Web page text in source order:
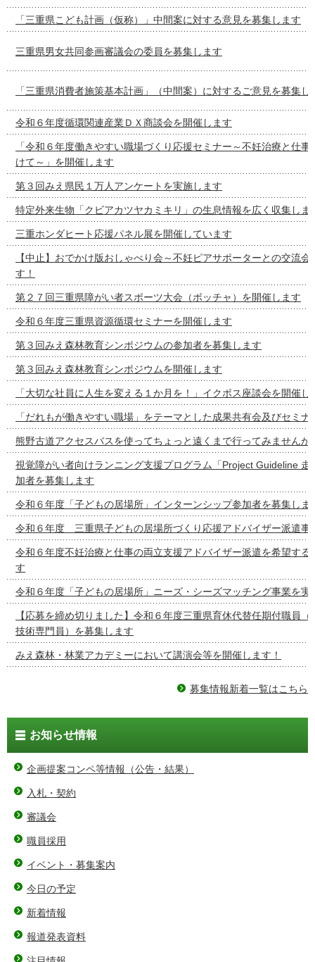
「三重県こども計画（仮称）」中間案に対する意見を募集します
三重県男女共同参画審議会の委員を募集します
「三重県消費者施策基本計画」（中間案）に対するご意見を募集し
令和６年度循環関連産業ＤＸ商談会を開催します
「令和６年度働きやすい職場づくり応援セミナー～不妊治療と仕
けて～」を開催します
第３回みえ県民１万人アンケートを実施します
特定外来生物「クビアカツヤカミキリ」の生息情報を広く収集しま
三重ホンダヒート応援パネル展を開催しています
【中止】おでかけ版おしゃべり会～不妊ピアサポーターとの交流会
す！
第２７回三重県障がい者スポーツ大会（ボッチャ）を開催します
令和６年度三重県資源循環セミナーを開催します
第３回みえ森林教育シンポジウムの参加者を募集します
第３回みえ森林教育シンポジウムを開催します
「大切な社員に人生を変える１か月を！」イクボス座談会を開催し
「だれもが働きやすい職場」をテーマとした成果共有会及びセミ
熊野古道アクセスバスを使ってちょっと遠くまで行ってみませんか
視覚障がい者向けランニング支援プログラム「Project Guideline 走
加者を募集します
令和６年度「子どもの居場所」インターンシップ参加者を募集しま
令和６年度 三重県子どもの居場所づくり応援アドバイザー派遣事
令和６年度不妊治療と仕事の両立支援アドバイザー派遣を希望する
す
令和６年度「子どもの居場所」ニーズ・シーズマッチング事業を実
【応募を締め切りました】令和６年度三重県育休代替任期付職員
技術専門員）を募集します
みえ森林・林業アカデミーにおいて講演会等を開催します！
募集情報新着一覧はこちら
お知らせ情報
企画提案コンペ等情報（公告・結果）
入札・契約
審議会
職員採用
イベント・募集案内
今日の予定
新着情報
報道発表資料